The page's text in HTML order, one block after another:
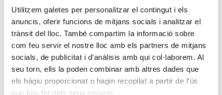
Utilitzem galetes per personalitzar el contingut i els
anuncis, oferir funcions de mitjans socials i analitzar el
trànsit del lloc. També compartim la informació sobre
com feu servir el nostre lloc amb els partners de mitjans
socials, de publicitat i d'anàlisis amb qui col·laborem. Al
seu torn, ells la poden combinar amb altres dades que
els hàgiu proporcionat o hagin recopilat a partir de l'ús
que heu fet dels seus serveis.
SEGUEIX LLEGINT
La pau a Síria és possible
SEGUEIX LLEGINT
III Jornades de l’Església de Barcelona per
la interacció entre cultures